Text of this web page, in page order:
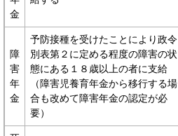
金
障
害
年
金
予防接種を受けたことにより政令
別表第２に定める程度の障害の状
態にある１８歳以上の者に支給
（障害児養育年金から移行する場
合も改めて障害年金の認定が必
要）